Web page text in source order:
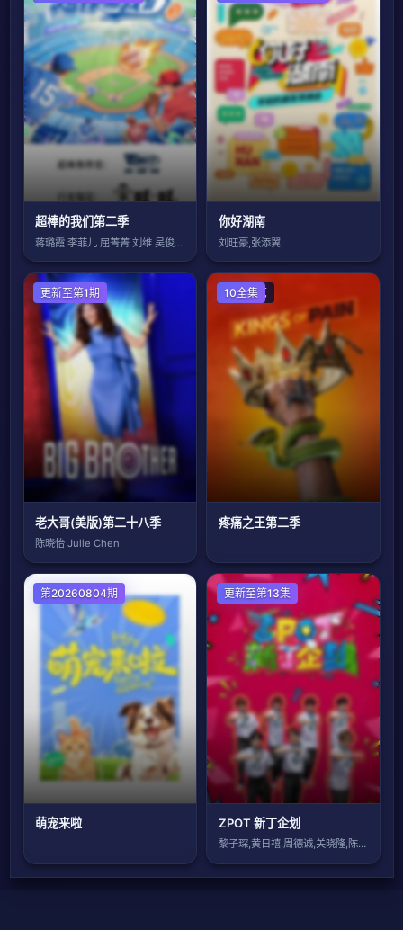
超棒的我们第二季
蒋璐霞 李菲儿 屈菁菁 刘维 吴俊霆 赵
你好湖南
刘旺豪,张添翼
欧美综艺
更新至第1期
老大哥(美版)第二十八季
陈晓怡 Julie Chen
欧美综艺
10全集
疼痛之王第二季
第20260804期
萌宠来啦
港台综艺
更新至第13集
ZPOT 新丁企划
黎子琛,黄日禧,周德诚,关晓隆,陈缙羲,